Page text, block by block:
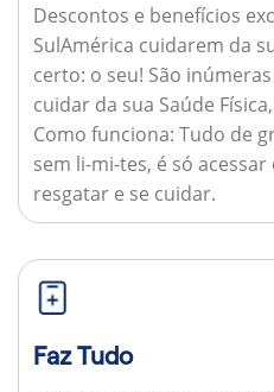
Descontos e benefícios
SulAmérica cuidarem da
certo: o seu! São
cuidar da sua Saúde
Como funciona: Tudo de
sem li-mi-tes, é só
resgatar e se cuidar.
Faz Tudo